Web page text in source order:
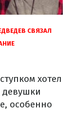
СВЯЗАЛ
хотел
девушки
особенно